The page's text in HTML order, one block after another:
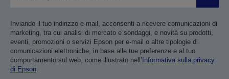
Inviando il tuo indirizzo e-mail, acconsenti a ricevere comunicazioni di
marketing, tra cui analisi di mercato e sondaggi, e novità su prodotti,
eventi, promozioni o servizi Epson per e-mail o altre tipologie di
comunicazioni elettroniche, in base alle tue preferenze e al tuo
comportamento sul web, come illustrato nell’ Informativa sulla privacy
di Epson